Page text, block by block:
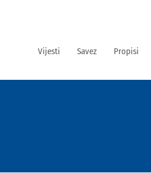
Vijesti Savez Propisi